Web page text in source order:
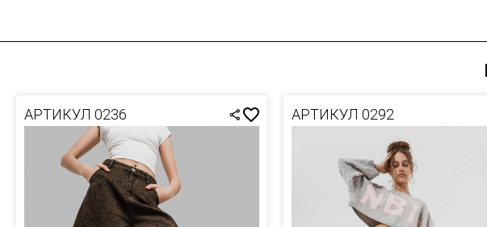
ХУДИ
ЮБКИ
ФУТБОЛКИ
ШАПКИ
АРТИКУЛ 0236 АРТИКУЛ 0292